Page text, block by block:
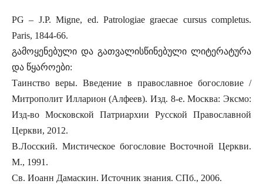
PG – J.P. Migne, ed. Patrologiae graecae cursus completus.
Paris, 1844-66.
გამოყენებული და გათვალისწინებული ლიტერატურა
და წყაროები:
Таинство веры. Введение в православное богословие /
Митрополит Илларион (Алфеев). Изд. 8-е. Москва: Эксмо:
Изд-во Московской Патриархии Русской Православной
Церкви, 2012.
В.Лосский. Мистическое богословие Восточной Церкви.
М., 1991.
Св. Иоанн Дамаскин. Источник знания. СПб., 2006.